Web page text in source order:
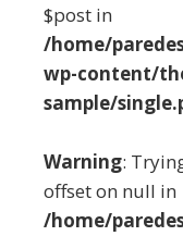
$post in
/home/
wp-content/
sample/
Warning:
offset on null in
/home/